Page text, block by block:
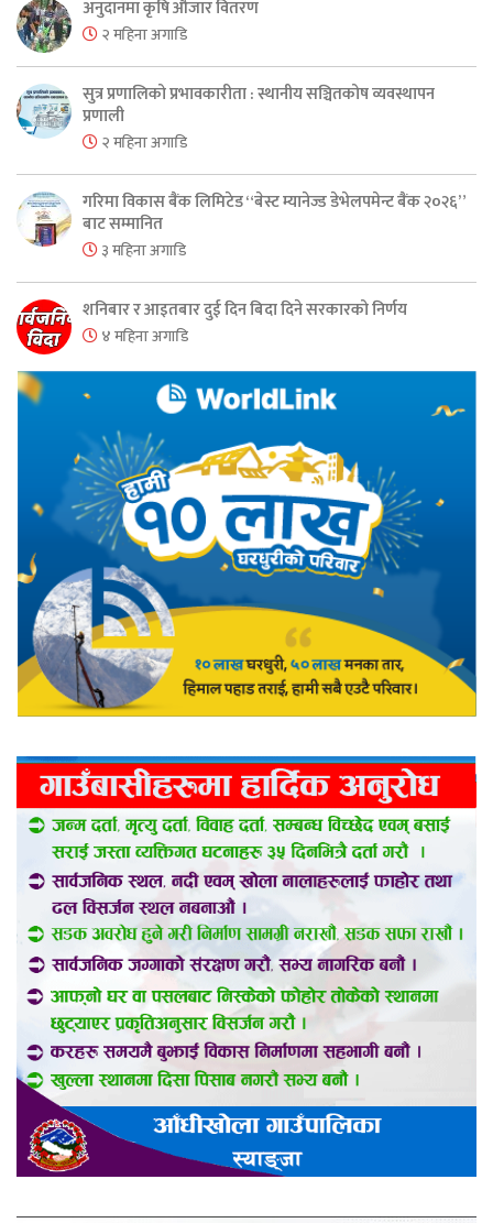
अनुदानमा कृषि औजार वितरण
२ महिना अगाडि
सुत्र प्रणालिको प्रभावकारीता : स्थानीय सञ्चितकोष व्यवस्थापन
प्रणाली
२ महिना अगाडि
गरिमा विकास बैंक लिमिटेड “बेस्ट म्यानेज्ड डेभेलपमेन्ट बैंक २०२६”
बाट सम्मानित
३ महिना अगाडि
शनिबार र आइतबार दुई दिन बिदा दिने सरकारको निर्णय
४ महिना अगाडि